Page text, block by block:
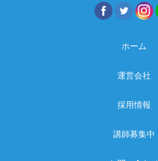
ホーム
運営会社
採用情報
講師募集中